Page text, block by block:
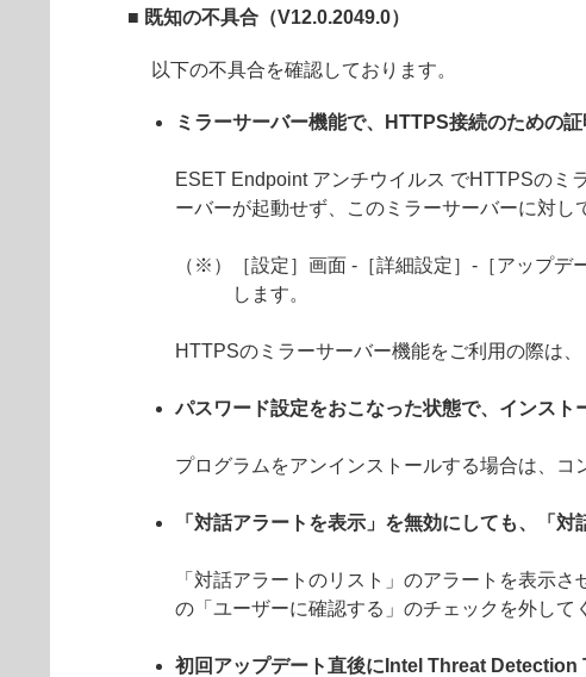
■ 既知の不具合（V12.0.2049.0）
以下の不具合を確認しております。
ミラーサーバー機能で、HTTPS接続のための
ESET Endpoint アンチウイルス でHTTPSの
ーバーが起動せず、このミラーサーバーに対
（※）［設定］画面 -［詳細設定］-［アップ
します。
HTTPSのミラーサーバー機能をご利用の際は
パスワード設定をおこなった状態で、インス
プログラムをアンインストールする場合は、コ
「対話アラートを表示」を無効にしても、「
「対話アラートのリスト」のアラートを表示
の「ユーザーに確認する」のチェックを外して
初回アップデート直後にIntel Threat